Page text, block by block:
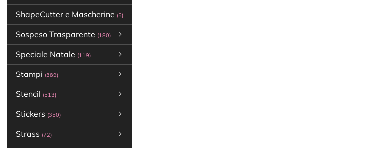
ShapeCutter e Mascherine (5)
Sospeso Trasparente (180)
Speciale Natale (119)
Stampi (389)
Stencil (513)
Stickers (350)
Strass (72)